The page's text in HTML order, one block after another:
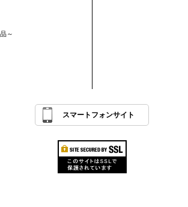
～
スマートフォンサイト